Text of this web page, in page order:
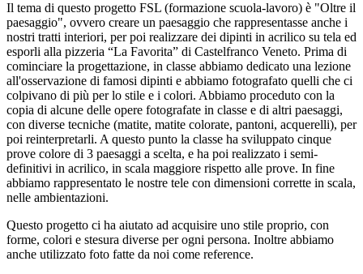
Il tema di questo progetto FSL (formazione scuola-lavoro) è "Oltre il
paesaggio", ovvero creare un paesaggio che rappresentasse anche i
nostri tratti interiori, per poi realizzare dei dipinti in acrilico su tela ed
esporli alla pizzeria “La Favorita” di Castelfranco Veneto. Prima di
cominciare la progettazione, in classe abbiamo dedicato una lezione
all'osservazione di famosi dipinti e abbiamo fotografato quelli che ci
colpivano di più per lo stile e i colori. Abbiamo proceduto con la
copia di alcune delle opere fotografate in classe e di altri paesaggi,
con diverse tecniche (matite, matite colorate, pantoni, acquerelli), per
poi reinterpretarli. A questo punto la classe ha sviluppato cinque
prove colore di 3 paesaggi a scelta, e ha poi realizzato i semi-
definitivi in acrilico, in scala maggiore rispetto alle prove. In fine
abbiamo rappresentato le nostre tele con dimensioni corrette in scala,
nelle ambientazioni.
Questo progetto ci ha aiutato ad acquisire uno stile proprio, con
forme, colori e stesura diverse per ogni persona. Inoltre abbiamo
anche utilizzato foto fatte da noi come reference.